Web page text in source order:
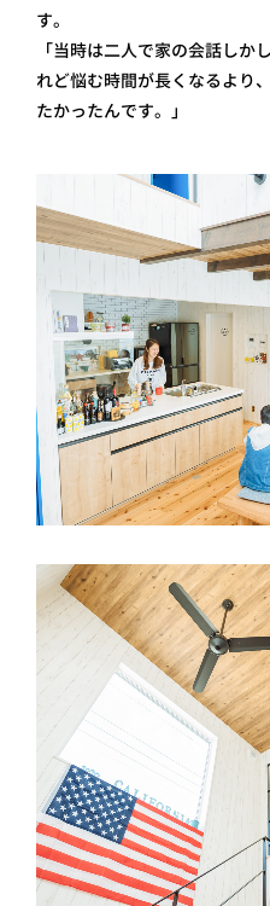
す。
「当時は二人で家の会話しか
れど悩む時間が長くなるより
たかったんです。」